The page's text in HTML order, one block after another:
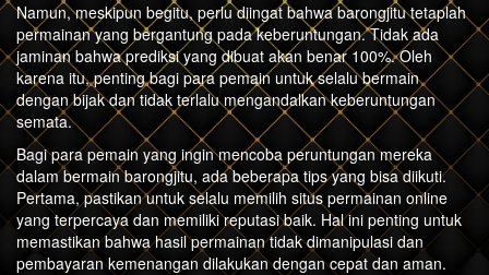
Namun, meskipun begitu, perlu diingat bahwa barongjitu tetaplah
permainan yang bergantung pada keberuntungan. Tidak ada
jaminan bahwa prediksi yang dibuat akan benar 100%. Oleh
karena itu, penting bagi para pemain untuk selalu bermain
dengan bijak dan tidak terlalu mengandalkan keberuntungan
semata.
Bagi para pemain yang ingin mencoba peruntungan mereka
dalam bermain barongjitu, ada beberapa tips yang bisa diikuti.
Pertama, pastikan untuk selalu memilih situs permainan online
yang terpercaya dan memiliki reputasi baik. Hal ini penting untuk
memastikan bahwa hasil permainan tidak dimanipulasi dan
pembayaran kemenangan dilakukan dengan cepat dan aman.